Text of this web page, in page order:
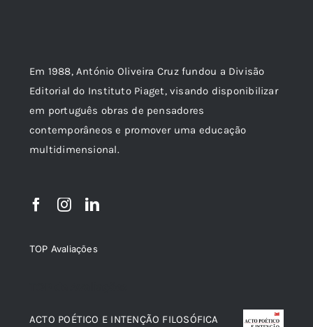
Em 1988, António Oliveira Cruz fundou a Divisão
Editorial do Instituto Piaget, visando disponibilizar
em português obras de pensadores
contemporâneos e promover uma educação
multidimensional.
TOP Avaliações
ACTO POÉTICO E INTENÇÃO FILOSÓFICA